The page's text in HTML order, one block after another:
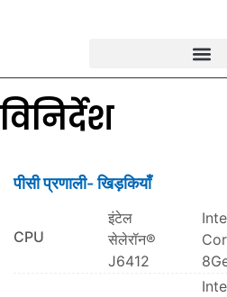
विनिर्देश
पीसी प्रणाली- खिड़कियाँ
CPU
इंटेल
सेलेरॉन®
J6412